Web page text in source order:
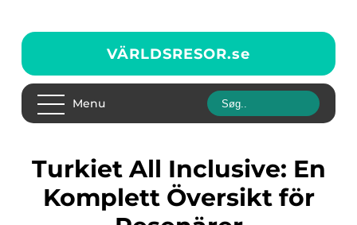
VÄRLDSRESOR.se
Menu
Turkiet All Inclusive: En
Komplett Översikt för